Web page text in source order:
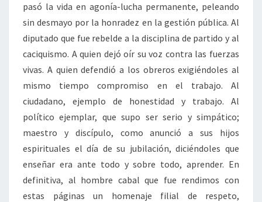
pasó la vida en agonía-lucha permanente, peleando
sin desmayo por la honradez en la gestión pública. Al
diputado que fue rebelde a la disciplina de partido y al
caciquismo. A quien dejó oír su voz contra las fuerzas
vivas. A quien defendió a los obreros exigiéndoles al
mismo tiempo compromiso en el trabajo. Al
ciudadano, ejemplo de honestidad y trabajo. Al
político ejemplar, que supo ser serio y simpático;
maestro y discípulo, como anunció a sus hijos
espirituales el día de su jubilación, diciéndoles que
enseñar era ante todo y sobre todo, aprender. En
definitiva, al hombre cabal que fue rendimos con
estas páginas un homenaje filial de respeto,